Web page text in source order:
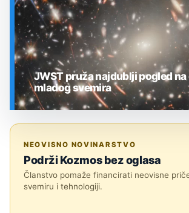
JWST pruža najdublji pogled
mladog svemira
NEOVISNO NOVINARSTVO
Podrži Kozmos bez oglasa
Članstvo pomaže financirati neovisne
svemiru i tehnologiji.